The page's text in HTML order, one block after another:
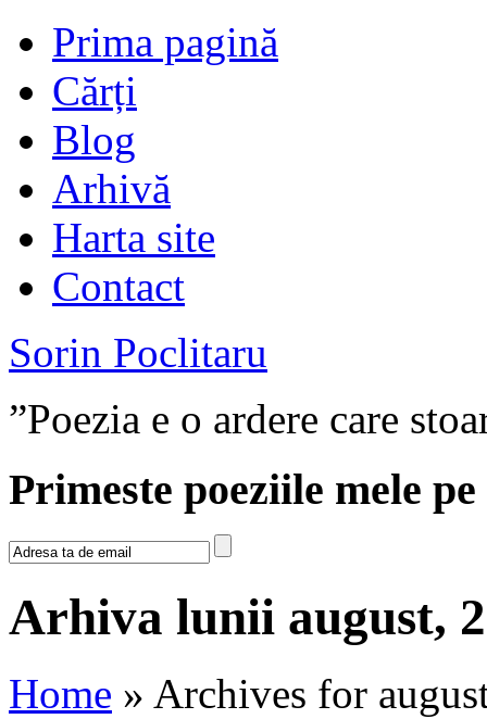
Prima pagină
Cărți
Blog
Arhivă
Harta site
Contact
Sorin Poclitaru
”Poezia e o ardere care
Primeste poeziile mele
Arhiva lunii august,
Home » Archives for